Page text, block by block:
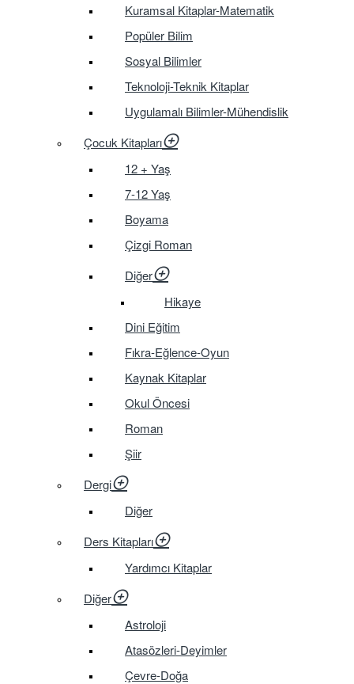
Kuramsal Kitaplar-Matematik
Popüler Bilim
Sosyal Bilimler
Teknoloji-Teknik Kitaplar
Uygulamalı Bilimler-Mühendislik
Çocuk Kitapları
12 + Yaş
7-12 Yaş
Boyama
Çizgi Roman
Diğer
Hikaye
Dini Eğitim
Fıkra-Eğlence-Oyun
Kaynak Kitaplar
Okul Öncesi
Roman
Şiir
Dergi
Diğer
Ders Kitapları
Yardımcı Kitaplar
Diğer
Astroloji
Atasözleri-Deyimler
Çevre-Doğa